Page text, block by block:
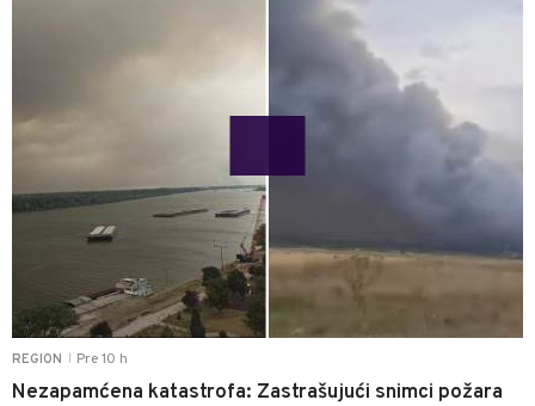
REGION Pre 10 h
Nezapamćena katastrofa: Zastrašujući snimci požara